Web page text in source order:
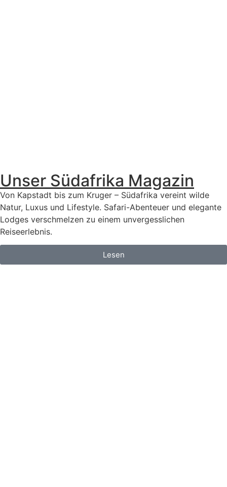
Unser Südafrika Magazin
Von Kapstadt bis zum Kruger – Südafrika vereint wilde
Natur, Luxus und Lifestyle. Safari-Abenteuer und elegante
Lodges verschmelzen zu einem unvergesslichen
Reiseerlebnis.
Lesen